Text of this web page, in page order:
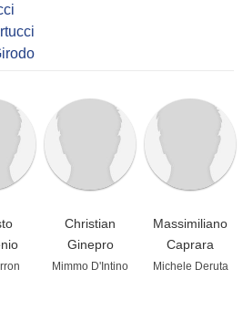
Christian
Ginepro
Mimmo D'Intino
Massimiliano
Caprara
Michele Deruta